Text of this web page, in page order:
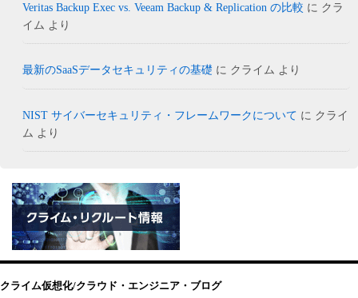
Veritas Backup Exec vs. Veeam Backup & Replication の比較 に クラ
イム より
最新のSaaSデータセキュリティの基礎 に クライム より
NIST サイバーセキュリティ・フレームワークについて に クライ
ム より
クライム仮想化/クラウド・エンジニア・ブログ